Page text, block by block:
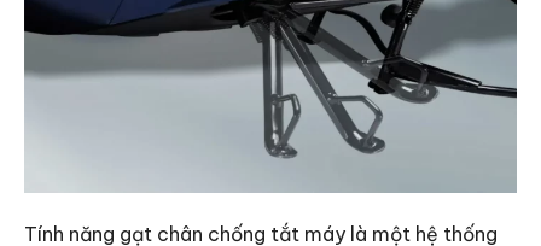
Tính năng gạt chân chống tắt máy là một hệ thống